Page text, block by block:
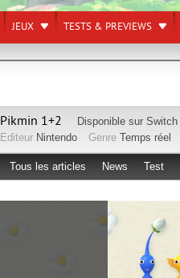
JEUX TESTS & PREVIEWS
Pikmin 1+2 Disponible sur Switch
Editeur Nintendo Genre Temps réel
Tous les articles News Test